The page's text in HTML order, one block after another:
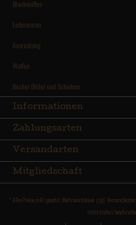
Blankwaffen
Lederwaren
Ausrüstung
Waffen
Bücher Bilder und Scheiben
Informationen
Zahlungsarten
Versandarten
Mitgliedschaft
* Alle Preise inkl. gesetzl. Mehrwertsteuer zzgl. Versandkosten
nicht anders